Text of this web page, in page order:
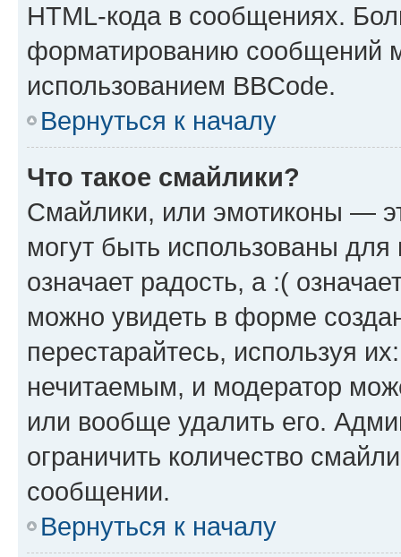
HTML-кода в сообщениях.
форматированию сообщений
использованием BBCode.
Вернуться к началу
Что такое смайлики?
Смайлики, или эмотиконы —
могут быть использованы
означает радость, а :(
можно увидеть в форме
перестарайтесь, используя
нечитаемым, и модератор
или вообще удалить его.
ограничить количество
сообщении.
Вернуться к началу